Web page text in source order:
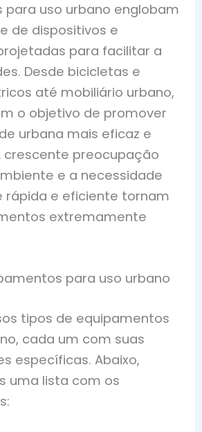
para uso urbano englobam
de dispositivos e
para facilitar a
Desde bicicletas e
até mobiliário urbano,
o objetivo de promover
urbana mais eficaz e
crescente preocupação
e a necessidade
rápida e eficiente tornam
extremamente
para uso urbano
tipos de equipamentos
cada um com suas
específicas. Abaixo,
uma lista com os